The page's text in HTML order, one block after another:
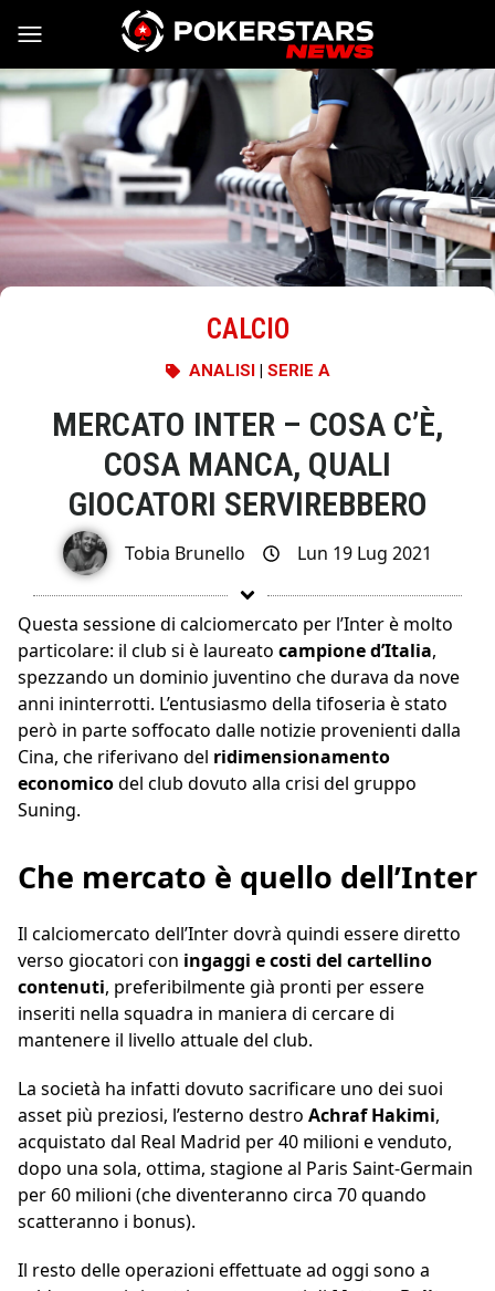
Vai al contenuto
CALCIO
ANALISI| SERIE A
MERCATO INTER – COSA C’È,
COSA MANCA, QUALI
GIOCATORI SERVIREBBERO
Tobia Brunello Lun 19 Lug 2021
Questa sessione di calciomercato per l’Inter è molto
particolare: il club si è laureato campione d’Italia,
spezzando un dominio juventino che durava da nove
anni ininterrotti. L’entusiasmo della tifoseria è stato
però in parte soffocato dalle notizie provenienti dalla
Cina, che riferivano del ridimensionamento
economicodel club dovuto alla crisi del gruppo
Suning.
Che mercato è quello dell’Inter
Il calciomercato dell’Inter dovrà quindi essere diretto
verso giocatori con ingaggi e costi del cartellino
contenuti, preferibilmente già pronti per essere
inseriti nella squadra in maniera di cercare di
mantenere il livello attuale del club.
La società ha infatti dovuto sacrificare uno dei suoi
asset più preziosi, l’esterno destro Achraf Hakimi,
acquistato dal Real Madrid per 40 milioni e venduto,
dopo una sola, ottima, stagione al Paris Saint-Germain
per 60 milioni (che diventeranno circa 70 quando
scatteranno i bonus).
Il resto delle operazioni effettuate ad oggi sono a